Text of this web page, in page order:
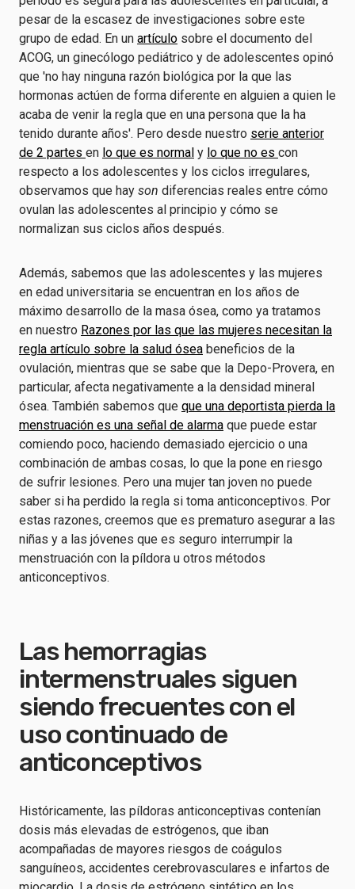
pesar de la escasez de investigaciones sobre este
grupo de edad. En un artículo sobre el documento del
ACOG, un ginecólogo pediátrico y de adolescentes opinó
que 'no hay ninguna razón biológica por la que las
hormonas actúen de forma diferente en alguien a quien le
acaba de venir la regla que en una persona que la ha
tenido durante años'. Pero desde nuestro serie anterior
de 2 partes en lo que es normal y lo que no es con
respecto a los adolescentes y los ciclos irregulares,
observamos que hay son diferencias reales entre cómo
ovulan las adolescentes al principio y cómo se
normalizan sus ciclos años después.
Además, sabemos que las adolescentes y las mujeres
en edad universitaria se encuentran en los años de
máximo desarrollo de la masa ósea, como ya tratamos
en nuestro Razones por las que las mujeres necesitan la
regla artículo sobre la salud ósea beneficios de la
ovulación, mientras que se sabe que la Depo-Provera, en
particular, afecta negativamente a la densidad mineral
ósea. También sabemos que que una deportista pierda la
menstruación es una señal de alarma que puede estar
comiendo poco, haciendo demasiado ejercicio o una
combinación de ambas cosas, lo que la pone en riesgo
de sufrir lesiones. Pero una mujer tan joven no puede
saber si ha perdido la regla si toma anticonceptivos. Por
estas razones, creemos que es prematuro asegurar a las
niñas y a las jóvenes que es seguro interrumpir la
menstruación con la píldora u otros métodos
anticonceptivos.
Las hemorragias
intermenstruales siguen
siendo frecuentes con el
uso continuado de
anticonceptivos
Históricamente, las píldoras anticonceptivas contenían
dosis más elevadas de estrógenos, que iban
acompañadas de mayores riesgos de coágulos
sanguíneos, accidentes cerebrovasculares e infartos de